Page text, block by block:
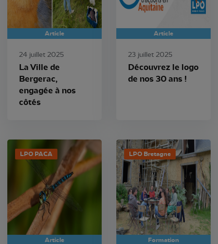
Article
24 juillet 2025
La Ville de
Bergerac,
engagée à nos
côtés
Article
23 juillet 2025
Découvrez le logo
de nos 30 ans !
LPO PACA
Article
LPO Bretagne
Formation